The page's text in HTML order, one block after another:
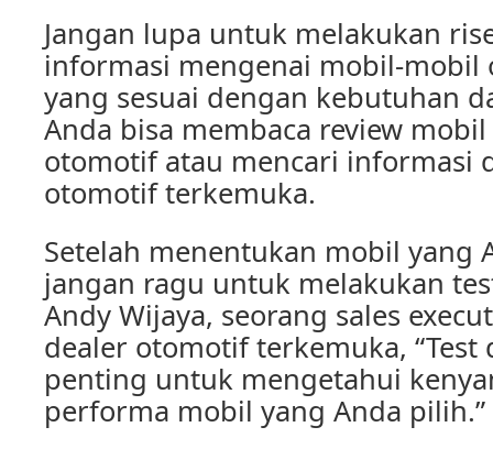
Jangan lupa untuk melakukan
informasi mengenai mobil-
yang sesuai dengan kebutuhan
Anda bisa membaca review
otomotif atau mencari informasi
otomotif terkemuka.
Setelah menentukan mobil yang
jangan ragu untuk melakukan
Andy Wijaya, seorang sales
dealer otomotif terkemuka, “Test
penting untuk mengetahui
performa mobil yang Anda pilih.”